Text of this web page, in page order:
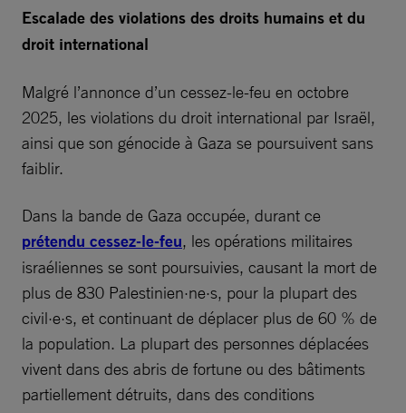
Escalade des violations des droits humains et du
droit international
Malgré l’annonce d’un cessez-le-feu en octobre
2025, les violations du droit international par Israël,
ainsi que son génocide à Gaza se poursuivent sans
faiblir.
Dans la bande de Gaza occupée, durant ce
prétendu cessez-le-feu, les opérations militaires
israéliennes se sont poursuivies, causant la mort de
plus de 830 Palestinien·ne·s, pour la plupart des
civil·e·s, et continuant de déplacer plus de 60 % de
la population. La plupart des personnes déplacées
vivent dans des abris de fortune ou des bâtiments
partiellement détruits, dans des conditions